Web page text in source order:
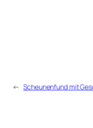
← Scheunenfund mit